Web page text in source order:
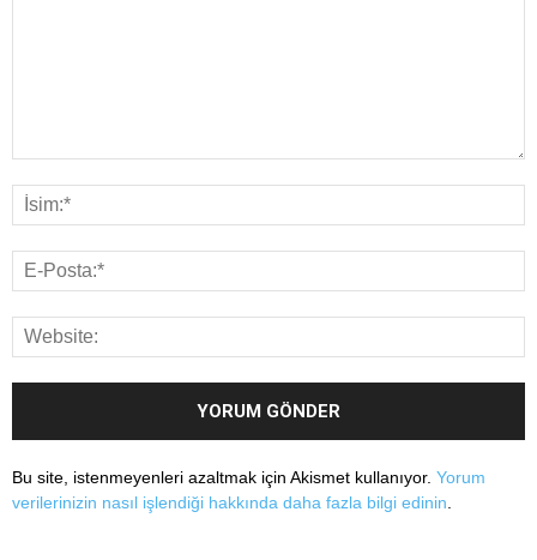
Bu site, istenmeyenleri azaltmak için Akismet kullanıyor. Yorum
verilerinizin nasıl işlendiği hakkında daha fazla bilgi edinin.